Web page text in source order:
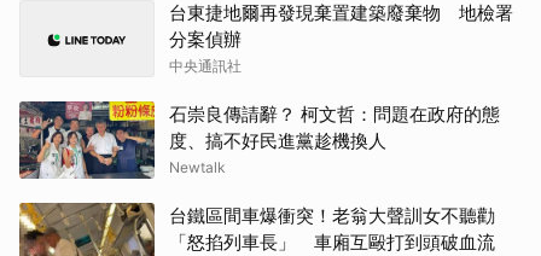
台東捷地爾再發現棄置建築廢棄物 地檢署
分案偵辦
中央通訊社
石崇良傳請辭？ 柯文哲：問題在政府的態
度、搞不好民進黨趁機換人
Newtalk
台鐵區間車爆衝突！老翁大聲訓女不聽勸
「怒掐列車長」 車廂互毆打到頭破血流